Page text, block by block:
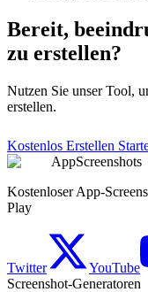
Bereit,
zu erstellen?
Nutzen Sie unser Tool,
erstellen.
Kostenlos Erstellen
AppScreenshots
Kostenloser App-
Play
Twitter YouTube
Screenshot-Generatoren